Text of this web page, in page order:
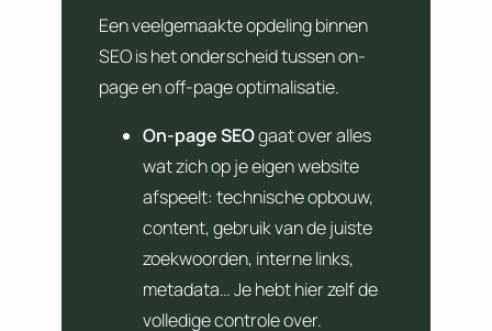
Een veelgemaakte opdeling binnen
SEO is het onderscheid tussen on-
page en off-page optimalisatie.
On-page SEOgaat over alles
wat zich op je eigen website
afspeelt: technische opbouw,
content, gebruik van de juiste
zoekwoorden, interne links,
metadata… Je hebt hier zelf de
volledige controle over.